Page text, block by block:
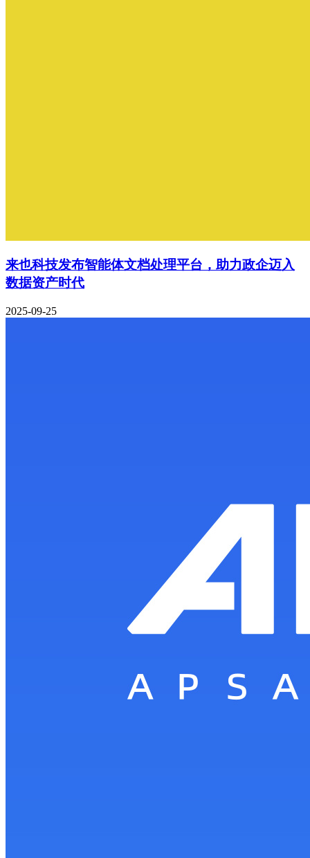
来也科技发布智能体文档处理平台，助力政企迈入
数据资产时代
2025-09-25